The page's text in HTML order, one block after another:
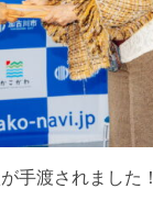
手渡されました！